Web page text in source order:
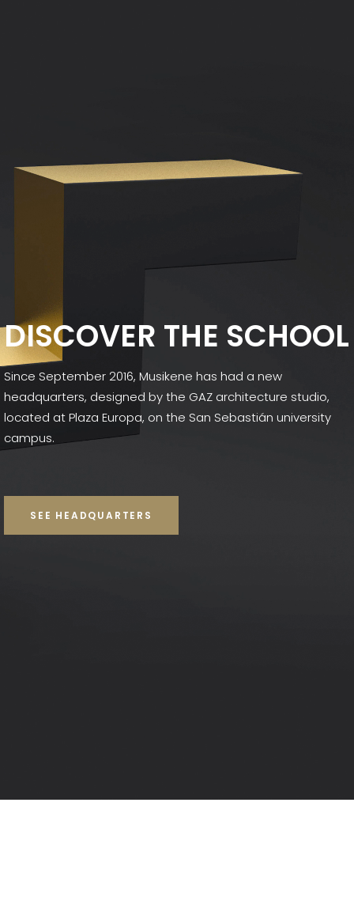
DISCOVER THE SCHOOL
Since September 2016, Musikene has had a new
headquarters, designed by the GAZ architecture studio,
located at Plaza Europa, on the San Sebastián university
campus.
SEE HEADQUARTERS